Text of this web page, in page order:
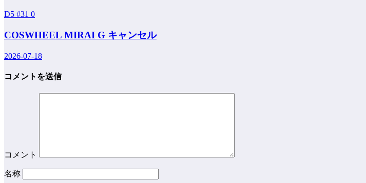
D5 #31 0
COSWHEEL MIRAI G キャンセル
2026-07-18
コメントを送信
コメント
名称